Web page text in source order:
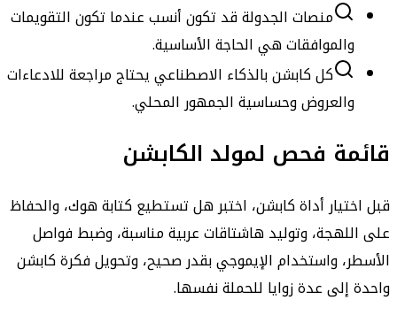
منصات الجدولة قد تكون أنسب عندما تكون التقويمات
والموافقات هي الحاجة الأساسية.
كل كابشن بالذكاء الاصطناعي يحتاج مراجعة للادعاءات
والعروض وحساسية الجمهور المحلي.
قائمة فحص لمولد الكابشن
قبل اختيار أداة كابشن، اختبر هل تستطيع كتابة هوك، والحفاظ
على اللهجة، وتوليد هاشتاقات عربية مناسبة، وضبط فواصل
الأسطر، واستخدام الإيموجي بقدر صحيح، وتحويل فكرة كابشن
واحدة إلى عدة زوايا للحملة نفسها.